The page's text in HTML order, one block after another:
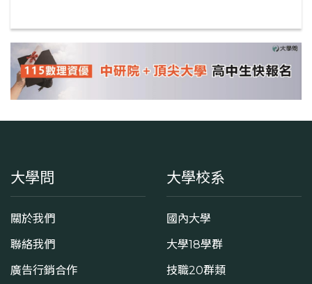
大學問
關於我們
聯絡我們
廣告行銷合作
大學校系
國內大學
大學18學群
技職20群類